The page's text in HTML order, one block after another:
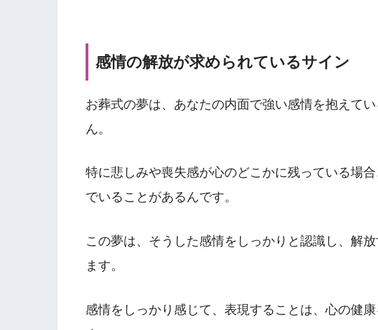
感情の解放が求められているサイン
お葬式の夢は、あなたの内面で強い感情を抱えて
ん。
特に悲しみや喪失感が心のどこかに残っている場
でいることがあるんです。
この夢は、そうした感情をしっかりと認識し、解
ます。
感情をしっかり感じて、表現することは、心の健